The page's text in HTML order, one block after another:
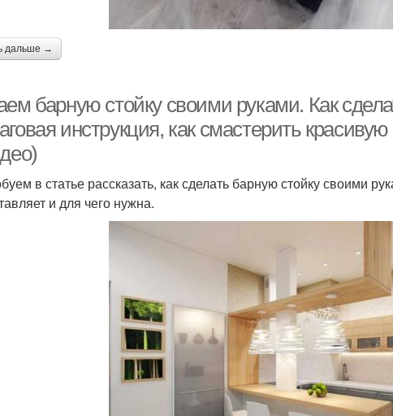
дальше →
барную стойку своими руками. Как
инструкция, как смастерить
в статье рассказать, как сделать барную стойку своими
и для чего нужна.